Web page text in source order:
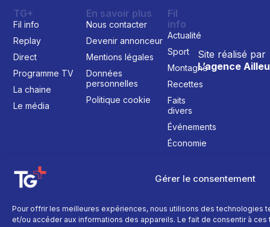
Gérer le consentement
Pour offrir les meilleures expériences, nous utilisons des technologies
et/ou accéder aux informations des appareils. Le fait de consentir à
Site réalisé par
L’agence
TG+
Fil info
Replay
Direct
Programme TV
La chaine
Le média
En savoir plus
Nous contacter
Devenir annonceur
Mentions légales
Données
personnelles
Politique cookie
Fil
info
Actualité
Sport
Montagne
Recettes
Faits
divers
Événements
Économie
Culture